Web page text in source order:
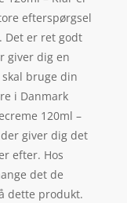
efterspørgsel
Det er ret godt
giver dig en
bruge din
i Danmark
120ml –
giver dig det
efter. Hos
det de
dette produkt.